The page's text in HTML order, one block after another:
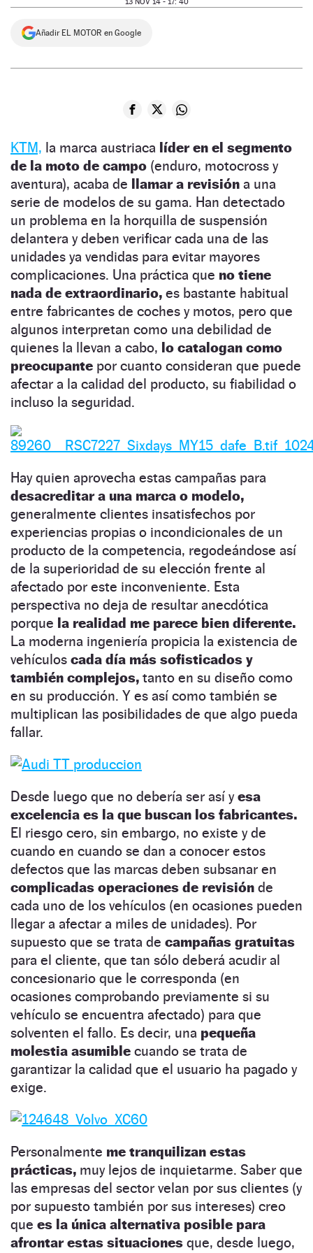
Añadir EL MOTOR en Google
KTM, la marca austriaca líder en el segmento
de la moto de campo (enduro, motocross y
aventura), acaba de llamar a revisión a una
serie de modelos de su gama. Han detectado
un problema en la horquilla de suspensión
delantera y deben verificar cada una de las
unidades ya vendidas para evitar mayores
complicaciones. Una práctica que no tiene
nada de extraordinario, es bastante habitual
entre fabricantes de coches y motos, pero que
algunos interpretan como una debilidad de
quienes la llevan a cabo, lo catalogan como
preocupante por cuanto consideran que puede
afectar a la calidad del producto, su fiabilidad o
incluso la seguridad.
Hay quien aprovecha estas campañas para
desacreditar a una marca o modelo,
generalmente clientes insatisfechos por
experiencias propias o incondicionales de un
producto de la competencia, regodeándose así
de la superioridad de su elección frente al
afectado por este inconveniente. Esta
perspectiva no deja de resultar anecdótica
porque la realidad me parece bien diferente.
La moderna ingeniería propicia la existencia de
vehículos cada día más sofisticados y
también complejos, tanto en su diseño como
en su producción. Y es así como también se
multiplican las posibilidades de que algo pueda
fallar.
Desde luego que no debería ser así yesa
excelencia es la que buscan los fabricantes.
El riesgo cero, sin embargo, no existe y de
cuando en cuando se dan a conocer estos
defectos que las marcas deben subsanar en
complicadas operaciones de revisión de
cada uno de los vehículos (en ocasiones pueden
llegar a afectar a miles de unidades). Por
supuesto que se trata de campañas gratuitas
para el cliente, que tan sólo deberá acudir al
concesionario que le corresponda (en
ocasiones comprobando previamente si su
vehículo se encuentra afectado) para que
solventen el fallo. Es decir, una pequeña
molestia asumible cuando se trata de
garantizar la calidad que el usuario ha pagado y
exige.
Personalmente me tranquilizan estas
prácticas, muy lejos de inquietarme. Saber que
las empresas del sector velan por sus clientes (y
por supuesto también por sus intereses) creo
que es la única alternativa posible para
afrontar estas situaciones que, desde luego,